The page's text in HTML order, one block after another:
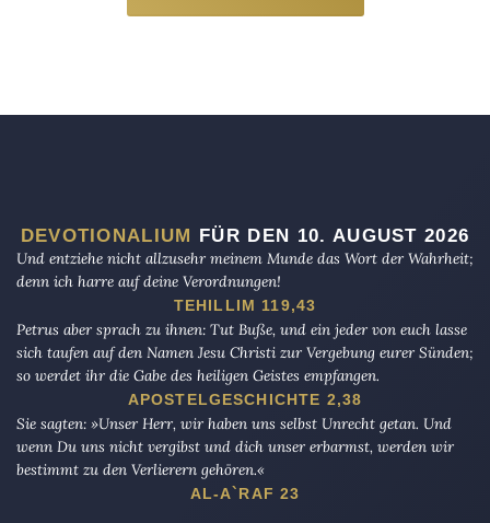
DEVOTIONALIUM
FÜR DEN 10. AUGUST 2026
Und entziehe nicht allzusehr meinem Munde das Wort der Wahrheit;
denn ich harre auf deine Verordnungen!
TEHILLIM 119,43
Petrus aber sprach zu ihnen: Tut Buße, und ein jeder von euch lasse
sich taufen auf den Namen Jesu Christi zur Vergebung eurer Sünden;
so werdet ihr die Gabe des heiligen Geistes empfangen.
APOSTELGESCHICHTE 2,38
Sie sagten: »Unser Herr, wir haben uns selbst Unrecht getan. Und
wenn Du uns nicht vergibst und dich unser erbarmst, werden wir
bestimmt zu den Verlierern gehören.«
AL-A`RAF 23